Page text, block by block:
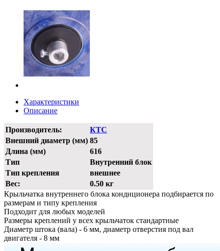
Характеристики
Описание
Производитель:
КТС
Внешний диаметр (мм) 85
Длина (мм)
616
Тип
Внутренний блок
Тип крепления
внешнее
Вес:
0.50 кг
Крыльчатка внутреннего блока кондиционера подбирается по
размерам и типу крепления
Подходит для любых моделей
Размеры креплений у всех крыльчаток стандартные
Диаметр штока (вала) - 6 мм, диаметр отверстия под вал
двигателя - 8 мм